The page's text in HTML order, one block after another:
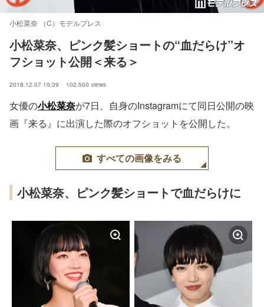
小松菜奈 （C）モデルプレス
小松菜奈、ピンク髪ショートの“血だらけ”オ
フショット公開＜来る＞
2018.12.07 10:39 102,500 views
女優の小松菜奈が7日、自身のInstagramにて同日公開の映
画『来る』に出演した際のオフショットを公開した。
すべての画像をみる
小松菜奈、ピンク髪ショートで血だらけに